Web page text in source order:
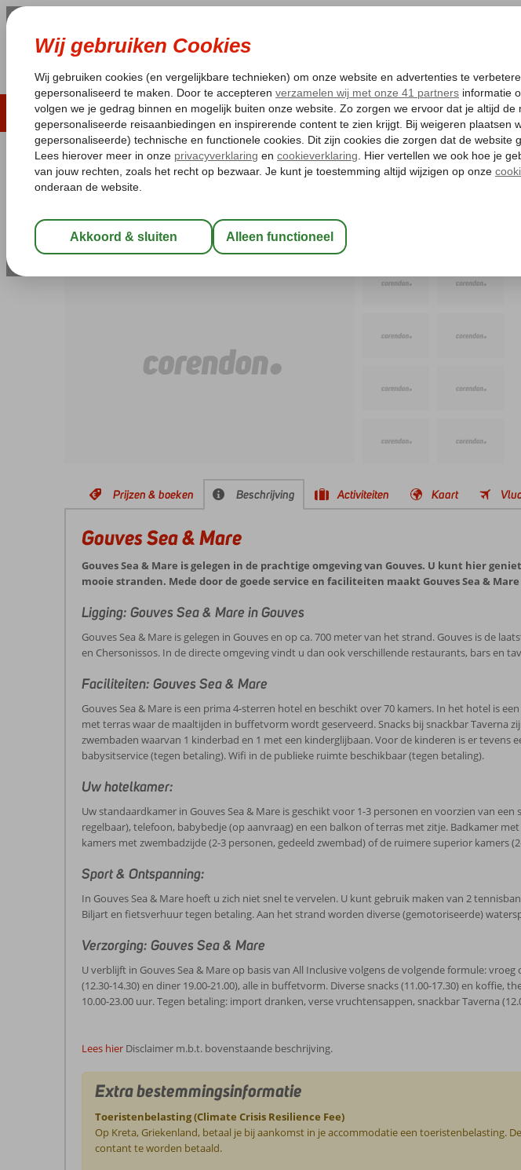
LAST MINUTE ZOMER 2026 ZONVAKANTIE VERRE REIZEN
Pakketgarantie Laagsteprijsgarantie* Gratis annuleren*
Home
Griekenland Kreta
Gouves Sea & Mare
All Inclusive Hotel
Prijzen & boeken Beschrijving Activiteiten Kaart
Gouves Sea & Mare
Gouves Sea & Mare is gelegen in de prachtige omgeving van Gouves. U kunt hier
mooie stranden. Mede door de goede service en faciliteiten maakt Gouves Sea &
Ligging: Gouves Sea & Mare in Gouves
Gouves Sea & Mare is gelegen in Gouves en op ca. 700 meter van het strand. Gouves is de
en Chersonissos. In de directe omgeving vindt u dan ook verschillende restaurants, bars en
Faciliteiten: Gouves Sea & Mare
Gouves Sea & Mare is een prima 4-sterren hotel en beschikt over 70 kamers. In het hotel is
met terras waar de maaltijden in buffetvorm wordt geserveerd. Snacks bij snackbar Taverna
zwembaden waarvan 1 kinderbad en 1 met een kinderglijbaan. Voor de kinderen is er
babysitservice (tegen betaling). Wifi in de publieke ruimte beschikbaar (tegen betaling).
Uw hotelkamer:
Uw standaardkamer in Gouves Sea & Mare is geschikt voor 1-3 personen en voorzien van
regelbaar), telefoon, babybedje (op aanvraag) en een balkon of terras met zitje. Badkamer
kamers met zwembadzijde (2-3 personen, gedeeld zwembad) of de ruimere superior kamers
Sport & Ontspanning:
In Gouves Sea & Mare hoeft u zich niet snel te vervelen. U kunt gebruik maken van 2
Biljart en fietsverhuur tegen betaling. Aan het strand worden diverse (gemotoriseerde)
Verzorging: Gouves Sea & Mare
U verblijft in Gouves Sea & Mare op basis van All Inclusive volgens de volgende formule:
(12.30-14.30) en diner 19.00-21.00), alle in buffetvorm. Diverse snacks (11.00-17.30) en koffie,
10.00-23.00 uur. Tegen betaling: import dranken, verse vruchtensappen, snackbar Taverna
Lees hier Disclaimer m.b.t. bovenstaande beschrijving.
Extra bestemmingsinformatie
Toeristenbelasting (Climate Crisis Resilience Fee)
Op Kreta, Griekenland, betaal je bij aankomst in je accommodatie een toeristenbelasting.
contant te worden betaald.